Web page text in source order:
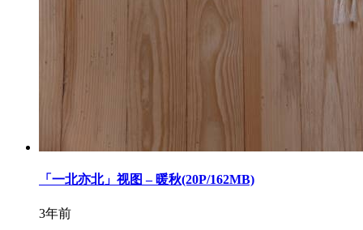
「一北亦北」视图 – 暖秋(20P/162MB)
3年前